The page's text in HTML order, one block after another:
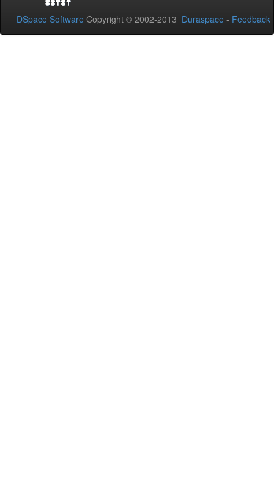
DSpace Software Copyright © 2002-2013 Duraspace - Feedback